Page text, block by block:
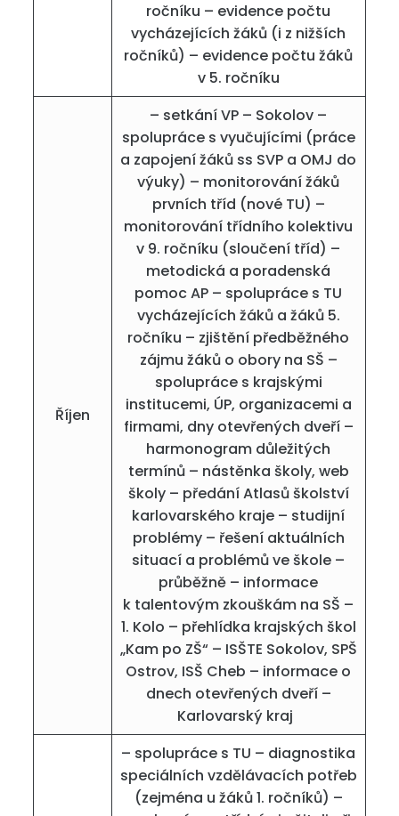
ročníku – evidence počtu
vycházejících žáků (i z nižších
ročníků) – evidence počtu žáků
v 5. ročníku
Říjen
– setkání VP – Sokolov –
spolupráce s vyučujícími (práce
a zapojení žáků ss SVP a OMJ do
výuky) – monitorování žáků
prvních tříd (nové TU) –
monitorování třídního kolektivu
v 9. ročníku (sloučení tříd) –
metodická a poradenská
pomoc AP – spolupráce s TU
vycházejících žáků a žáků 5.
ročníku – zjištění předběžného
zájmu žáků o obory na SŠ –
spolupráce s krajskými
institucemi, ÚP, organizacemi a
firmami, dny otevřených dveří –
harmonogram důležitých
termínů – nástěnka školy, web
školy – předání Atlasů školství
karlovarského kraje – studijní
problémy – řešení aktuálních
situací a problémů ve škole –
průběžně – informace
k talentovým zkouškám na SŠ –
1. Kolo – přehlídka krajských škol
„Kam po ZŠ“ – ISŠTE Sokolov, SPŠ
Ostrov, ISŠ Cheb – informace o
dnech otevřených dveří –
Karlovarský kraj
– spolupráce s TU – diagnostika
speciálních vzdělávacích potřeb
(zejména u žáků 1. ročníků) –